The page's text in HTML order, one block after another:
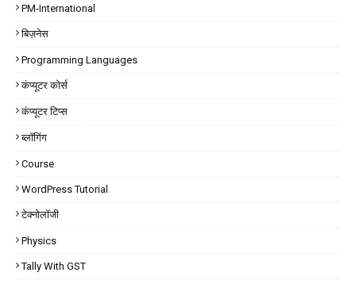
PM-International
बिज़नेस
Programming Languages
कंप्यूटर कोर्स
कंप्यूटर टिप्स
ब्लॉगिंग
Course
WordPress Tutorial
टेक्नोलॉजी
Physics
Tally With GST